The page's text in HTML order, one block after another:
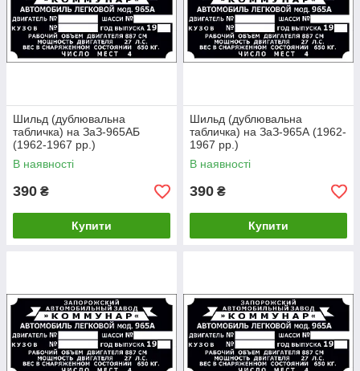
Шильд (дублювальна
табличка) на ЗаЗ-965АБ
(1962-1967 рр.)
В наявності
390 ₴
Купити
Шильд (дублювальна
табличка) на ЗаЗ-965А (1962-
1967 рр.)
В наявності
390 ₴
Купити